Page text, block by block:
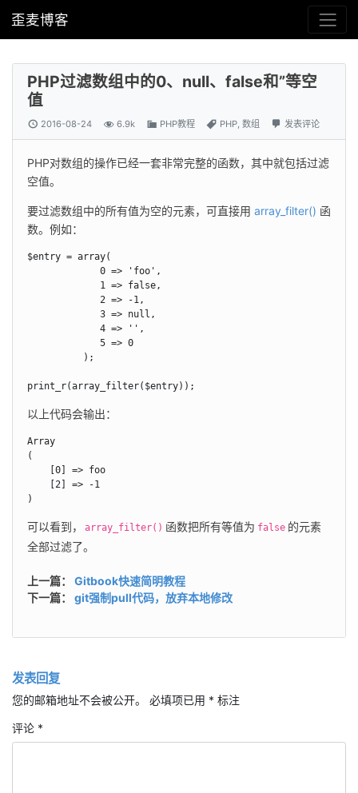
歪麦博客
PHP过滤数组中的0、null、false和”等空
值
2016-08-24 6.9k PHP教程 PHP, 数组 发表评论
PHP对数组的操作已经一套非常完整的函数，其中就包括过滤
空值。
要过滤数组中的所有值为空的元素，可直接用 array_filter() 函
数。例如：
$entry = array(
0 => 'foo',
1 => false,
2 => -1,
3 => null,
4 => '',
             5 => 0
);
print_r(array_filter($entry));
以上代码会输出：
Array
(
    [0] => foo
    [2] => -1
)
可以看到， array_filter() 函数把所有等值为 false 的元素
全部过滤了。
上一篇： Gitbook快速简明教程
下一篇： git强制pull代码，放弃本地修改
发表回复
您的邮箱地址不会被公开。 必填项已用 * 标注
评论 *